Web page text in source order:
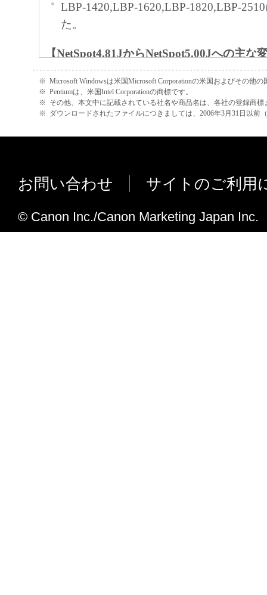
LBP-1420,LBP-1620,LBP-1820,LBP-
た。
【NetSpot4.81JからNetSpot5.00Jへの主な
iR6050i,iR5150iに対応しました。
iR6010iネットワークLIPSプリンターキ
しました。
Netspot Suite Service をV2.51または
(該当プリンタードライバーバージョン
※ Microsoft Windowsは米国Microsoft Corporationの米国およびその他
※ Pentiumは、米国Intel Corporationの商標です。
※ その他、本文中に記載されている社名や商品名は、各社の登録商標
※ ダウンロードされたファイルにつきましては、2006年3月31日以
お問い合わせ サイトのご利用
© Canon Inc./Canon Marketing Japan Inc.